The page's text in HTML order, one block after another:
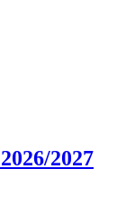
2027